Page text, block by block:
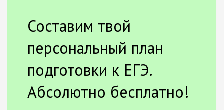
Составим твой
персональный план
подготовки к ЕГЭ.
Абсолютно бесплатно!